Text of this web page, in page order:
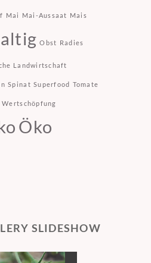
Mai Mai-Aussaat Mais
Obst Radies
Landwirtschaft
Spinat Superfood Tomate
Wertschöpfung
Öko
SLIDESHOW